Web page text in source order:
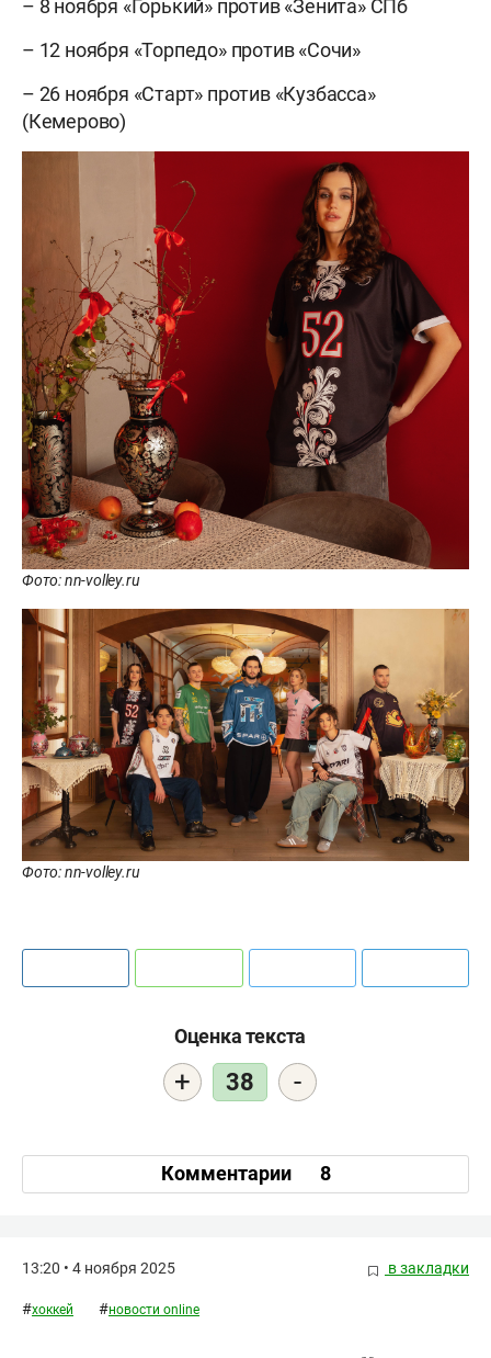
– 8 ноября «Горький» против «Зенита» СПб
– 12 ноября «Торпедо» против «Сочи»
– 26 ноября «Старт» против «Кузбасса»
(Кемерово)
Фото: nn-volley.ru
Фото: nn-volley.ru
Оценка текста
+ 38 -
Комментарии 8
13:20 • 4 ноября 2025 в закладки
#хоккей #новости online